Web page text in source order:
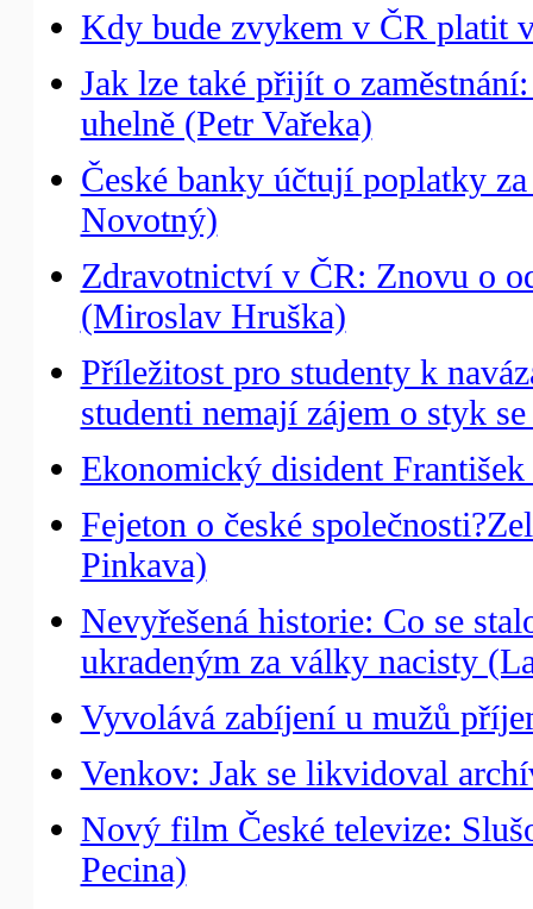
Kdy bude zvykem v ČR platit
Jak lze také přijít o
uhelně (Petr Vařeka)
České banky účtují poplatky
Novotný)
Zdravotnictví v ČR: Znovu o
(Miroslav Hruška)
Příležitost pro studenty k
studenti nemají zájem o styk
Ekonomický disident
Fejeton o české
Pinkava)
Nevyřešená historie: Co se
ukradeným za války nacisty
Vyvolává zabíjení u mužů
Venkov: Jak se likvidoval
Nový film České televize:
Pecina)